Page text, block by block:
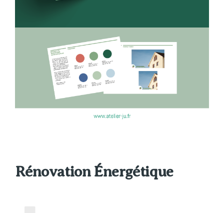
Rénovation Énergétique